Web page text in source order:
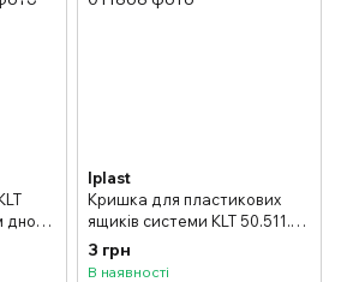
дном
Iplast
Кришка для пластикових
ящиків системи KLT 50.511.91
(300x200 мм) сіра
3 грн
В наявності